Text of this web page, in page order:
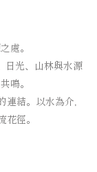
處。
日光、山林與水源
鳴。
結。 以水為介，
徑。